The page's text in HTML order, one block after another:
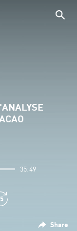
Share
35:49